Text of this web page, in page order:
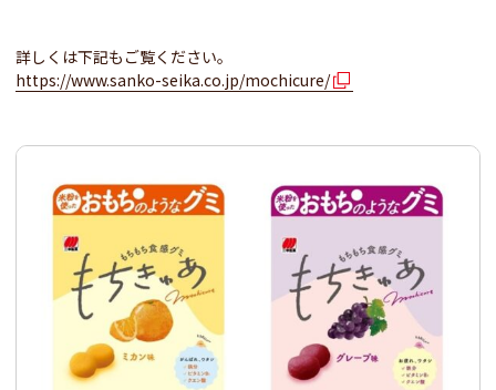
詳しくは下記もご覧ください。
https://www.sanko-seika.co.jp/mochicure/